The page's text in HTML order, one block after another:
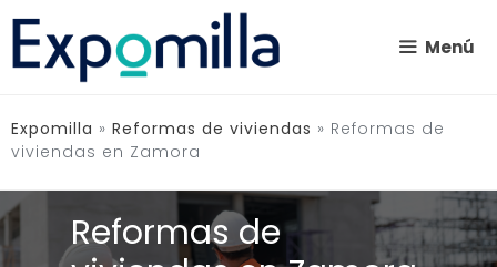
Saltar
contenido
Menú
Expomilla » Reformas de viviendas » Reformas de
viviendas en Zamora
Reformas de